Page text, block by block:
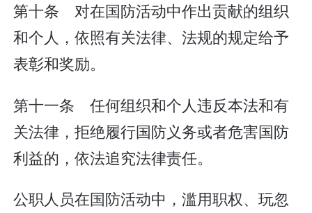
第十条 对在国防活动中作出贡献的组织
和个人，依照有关法律、法规的规定给予
表彰和奖励。
第十一条 任何组织和个人违反本法和有
关法律，拒绝履行国防义务或者危害国防
利益的，依法追究法律责任。
公职人员在国防活动中，滥用职权、玩忽